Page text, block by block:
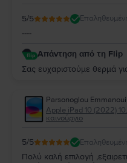
5/5
----
Απάντηση από τη Flip
Σας ευχαριστούμε θερμά
Parsonoglou Emmanouil
Apple iPad 10 (2022)
καινούργιο
5/5
Πολύ καλή επιλογή